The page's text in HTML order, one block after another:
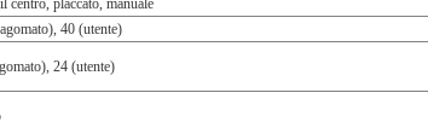
centro, placcato, manuale
40 (utente)
24 (utente)